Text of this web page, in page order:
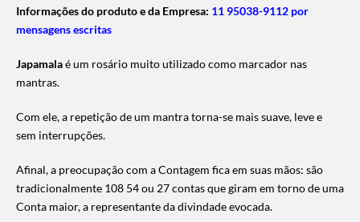
Informações do produto e da Empresa: 11 95038-9112 por
mensagens escritas
Japamalaé um rosário muito utilizado como marcador nas
mantras.
Com ele, a repetição de um mantra torna-se mais suave, leve e
sem interrupções.
Afinal, a preocupação com a Contagem fica em suas mãos: são
tradicionalmente 108 54 ou 27 contas que giram em torno de uma
Conta maior, a representante da divindade evocada.